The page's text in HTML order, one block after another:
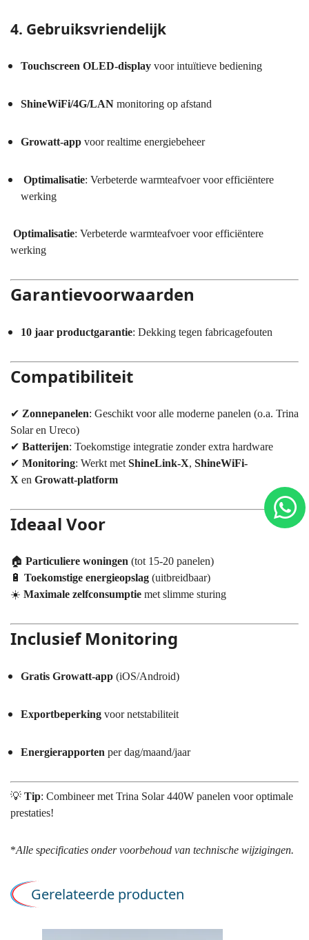
4. Gebruiksvriendelijk
Touchscreen OLED-display voor intuïtieve bediening
ShineWiFi/4G/LAN monitoring op afstand
Growatt-app voor realtime energiebeheer
Optimalisatie: Verbeterde warmteafvoer voor efficiëntere
werking
Optimalisatie: Verbeterde warmteafvoer voor efficiëntere
werking
Garantievoorwaarden
10 jaar productgarantie: Dekking tegen fabricagefouten
Compatibiliteit
✔ Zonnepanelen: Geschikt voor alle moderne panelen (o.a. Trina
Solar en Ureco)
✔ Batterijen: Toekomstige integratie zonder extra hardware
✔ Monitoring: Werkt met ShineLink-X, ShineWiFi-
X en Growatt-platform
Ideaal Voor
🏠 Particuliere woningen (tot 15-20 panelen)
🔋 Toekomstige energieopslag (uitbreidbaar)
☀️ Maximale zelfconsumptie met slimme sturing
Inclusief Monitoring
Gratis Growatt-app (iOS/Android)
Exportbeperking voor netstabiliteit
Energierapporten per dag/maand/jaar
💡 Tip: Combineer met Trina Solar 440W panelen voor optimale
prestaties!
*Alle specificaties onder voorbehoud van technische wijzigingen.
Gerelateerde producten